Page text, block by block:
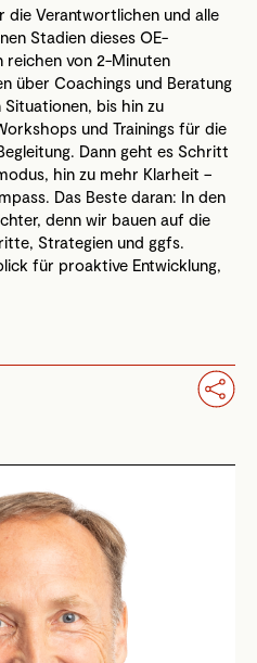
die Verantwortlichen und alle
Stadien dieses OE-
reichen von 2-Minuten
über Coachings und Beratung
Situationen, bis hin zu
und Trainings für die
Dann geht es Schritt
hin zu mehr Klarheit –
Das Beste daran: In den
denn wir bauen auf die
Strategien und ggfs.
für proaktive Entwicklung,